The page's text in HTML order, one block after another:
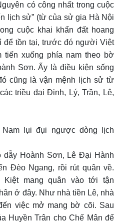
có công nhất trong cuộc
lịch sử” (từ của sử gia Hà Nội
cuộc khai khẩn đất hoang
để tồn tại, trước đó người Việt
tiến xuống phía nam theo bờ
Sơn. Ấy là điều kiện sống
cũng là vận mệnh lịch sử từ
triều đại Đinh, Lý, Trần, Lê,
lụi đụi ngược dòng lịch
dẫy Hoành Sơn, Lê Đại Hành
Đèo Ngang, rồi rút quân về.
Kiệt mang quân vào tới tận
ở đây. Như nhà tiền Lê, nhà
việc mở mang bờ cõi. Sau
Huyền Trân cho Chế Mân để